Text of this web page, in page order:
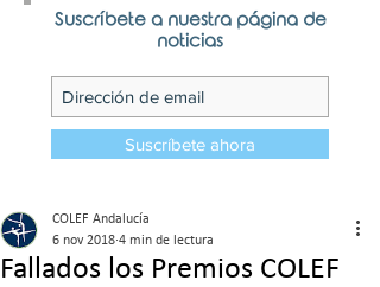
Suscríbete a nuestra página de
noticias
Suscríbete ahora
Fallados los Premios COLEF
COLEF Andalucía
6 nov 2018 4 min de lectura